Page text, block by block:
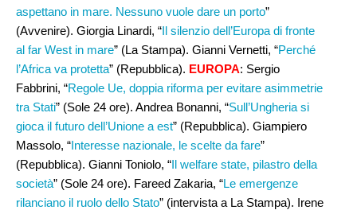
aspettano in mare. Nessuno vuole dare un porto”
(Avvenire). Giorgia Linardi, “Il silenzio dell’Europa di fronte
al far West in mare” (La Stampa). Gianni Vernetti, “Perché
l’Africa va protetta” (Repubblica). EUROPA: Sergio
Fabbrini, “Regole Ue, doppia riforma per evitare asimmetrie
tra Stati” (Sole 24 ore). Andrea Bonanni, “Sull’Ungheria si
gioca il futuro dell’Unione a est” (Repubblica). Giampiero
Massolo, “Interesse nazionale, le scelte da fare”
(Repubblica). Gianni Toniolo, “Il welfare state, pilastro della
società” (Sole 24 ore). Fareed Zakaria, “Le emergenze
rilanciano il ruolo dello Stato” (intervista a La Stampa). Irene